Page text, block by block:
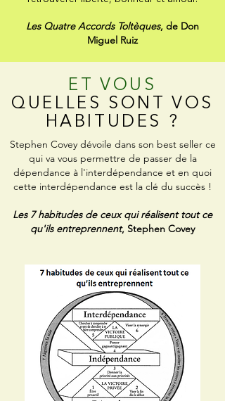
Les Quatre Accords Toltèques, de Don
Miguel Ruiz
ET VOUS
QUELLES SONT VOS
HABITUDES ?
Stephen Covey dévoile dans son best seller ce
qui va vous permettre de passer de la
dépendance à l'interdépendance et en quoi
cette interdépendance est la clé du succès !
Les 7 habitudes de ceux qui réalisent tout ce
qu'ils entreprennent, Stephen Covey